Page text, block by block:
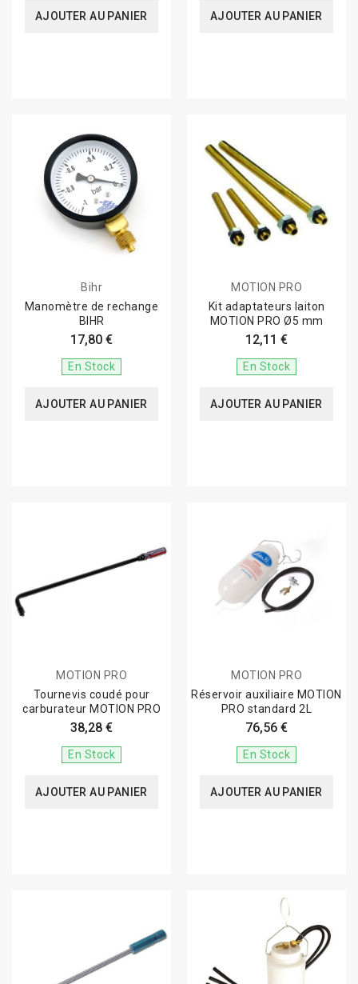
AJOUTER AU PANIER AJOUTER AU PANIER
Bihr
Manomètre de rechange
BIHR
17,80 €
En Stock
AJOUTER AU PANIER
MOTION PRO
Kit adaptateurs laiton
MOTION PRO Ø5 mm
12,11 €
En Stock
AJOUTER AU PANIER
MOTION PRO
Tournevis coudé pour
carburateur MOTION PRO
38,28 €
En Stock
AJOUTER AU PANIER
MOTION PRO
Réservoir auxiliaire MOTION
PRO standard 2L
76,56 €
En Stock
AJOUTER AU PANIER